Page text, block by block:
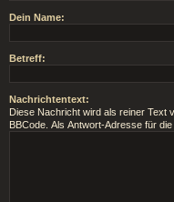
Dein Name:
Betreff:
Nachrichtentext:
Diese Nachricht wird als reiner Text
BBCode. Als Antwort-Adresse für